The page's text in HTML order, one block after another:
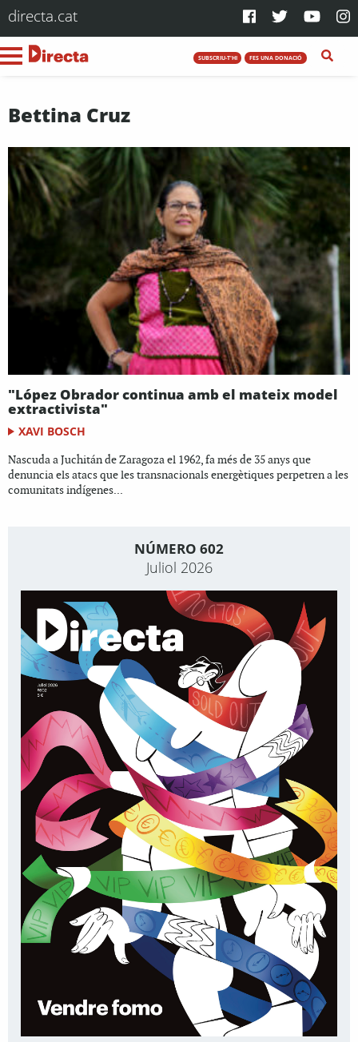
directa.cat
SUBSCRIU-T'HI FES UNA DONACIÓ
Bettina Cruz
"López Obrador continua amb el mateix model
extractivista"
XAVI BOSCH
Nascuda a Juchitán de Zaragoza el 1962, fa més de 35 anys que
denuncia els atacs que les transnacionals energètiques perpetren a les
comunitats indígenes...
NÚMERO 602
Juliol 2026